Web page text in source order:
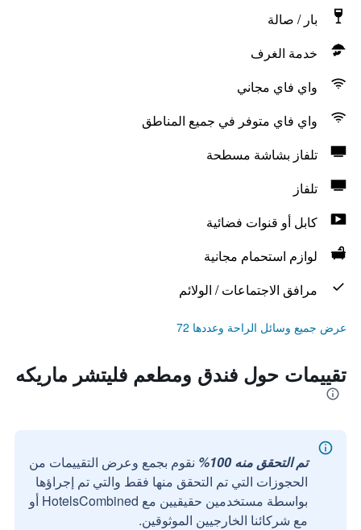
بار / صالة
خدمة الغرف
واي فاي مجاني
واي فاي متوفر في جميع المناطق
تلفاز بشاشة مسطحة
تلفاز
كابل أو قنوات فضائية
لوازم استحمام مجانية
مرافق الاجتماعات / الولائم
عرض جميع وسائل الراحة وعددها 72
تقييمات حول فندق ومطعم فليتشر ماريكه
تم التحقق منه 100%
نقوم بجمع وعرض التقييمات من
الحجوزات التي تم التحقق منها فقط والتي تم إجراؤها
بواسطة مستخدمين حقيقيين مع HotelsCombined أو
مع شركائنا الخارجيين الموثوقين.